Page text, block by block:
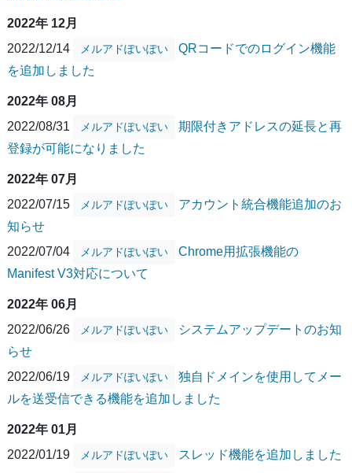
2022年 12月
2022/12/14
メルアドぽいぽい
QRコードでのログイン機能
を追加しました
2022年 08月
2022/08/31
メルアドぽいぽい
期限付きアドレスの延長と再
登録が可能になりました
2022年 07月
2022/07/15
メルアドぽいぽい
アカウント統合機能追加のお
知らせ
2022/07/04
メルアドぽいぽい
Chrome用拡張機能の
Manifest V3対応について
2022年 06月
2022/06/26
メルアドぽいぽい
システムアップデートのお知
らせ
2022/06/19
メルアドぽいぽい
独自ドメインを使用してメー
ルを送受信できる機能を追加しました
2022年 01月
2022/01/19
メルアドぽいぽい スレッド機能を追加しました